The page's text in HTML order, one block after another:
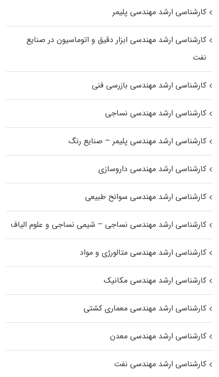
کارشناسی ارشد مهندسی پلیمر
کارشناسی ارشد مهندسی ابزار دقیق و اتوماسیون در صنایع
نفت
کارشناسی ارشد مهندسی بازرسی فنی
کارشناسی ارشد مهندسی نساجی
کارشناسی ارشد مهندسی پلیمر – صنایع رنگ
کارشناسی ارشد مهندسی داروسازی
کارشناسی ارشد مهندسی سوانح طبیعی
کارشناسی ارشد مهندسی نساجی – شیمی نساجی و علوم الیاف
کارشناسی ارشد مهندسی متالورژی و مواد
کارشناسی ارشد مهندسی مکانیک
کارشناسی ارشد مهندسی معماری کشتی
کارشناسی ارشد مهندسی معدن
کارشناسی ارشد مهندسی نفت